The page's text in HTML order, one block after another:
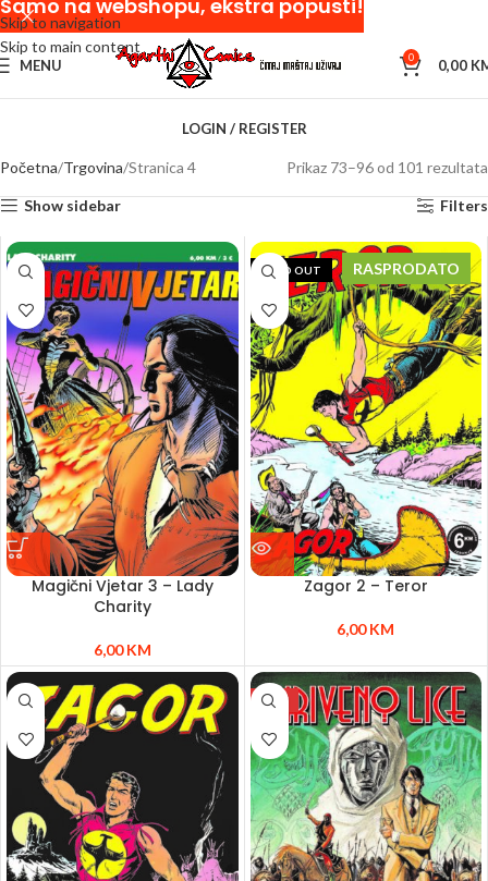
Skip to navigation
Skip to main content
MENU 0 0,00
LOGIN / REGISTER
Početna Trgovina Stranica 4 Prikaz 73–96 od 101 rezultata
Show sidebar Filters
Magični Vjetar 3 – Lady
Charity
6,00KM
SOLD OUT RASPRODATO
Zagor 2 – Teror
6,00KM
NEW
Samo na webshopu, ekstra popusti!